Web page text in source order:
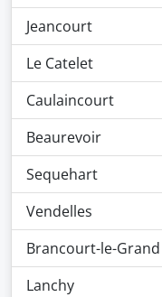
Jeancourt
Le Catelet
Caulaincourt
Beaurevoir
Sequehart
Vendelles
Brancourt-le-Grand
Lanchy